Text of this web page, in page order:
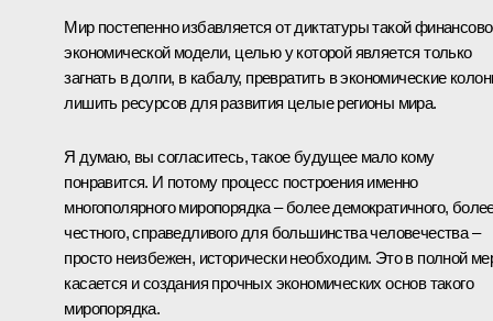
Мир постепенно избавляется от диктатуры такой
экономической модели, целью у которой является только
загнать в долги, в кабалу, превратить в экономические
лишить ресурсов для развития целые регионы мира.
Я думаю, вы согласитесь, такое будущее мало кому
понравится. И потому процесс построения именно
многополярного миропорядка – более демократичного,
честного, справедливого для большинства человечества –
просто неизбежен, исторически необходим. Это в полной
касается и создания прочных экономических основ такого
миропорядка.